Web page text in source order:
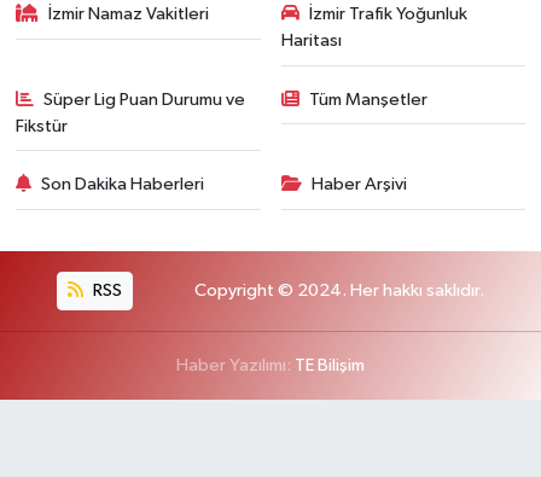
İzmir Namaz Vakitleri
İzmir Trafik Yoğunluk
Haritası
Süper Lig Puan Durumu ve
Fikstür
Tüm Manşetler
Son Dakika Haberleri Haber Arşivi
RSS Copyright © 2024. Her hakkı saklıdır.
Haber Yazılımı: TE Bilişim